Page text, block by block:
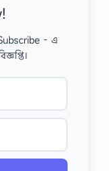
- এ